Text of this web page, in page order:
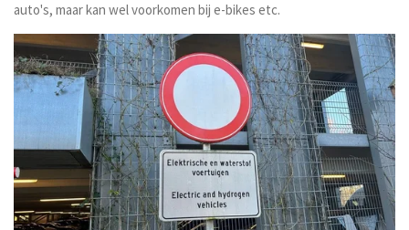
auto's, maar kan wel voorkomen bij e-bikes etc.